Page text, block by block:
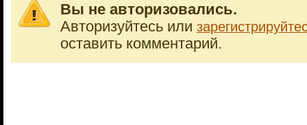
Вы не авторизовались.
Авторизуйтесь или
оставить комментарий.